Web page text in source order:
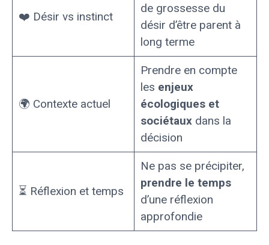
❤️ Désir vs instinct
de grossesse du
désir d’être parent à
long terme
🌍 Contexte actuel
Prendre en compte
les enjeux
écologiques et
sociétauxdans la
décision
⏳ Réflexion et temps
Ne pas se précipiter,
prendre le temps
d’une réflexion
approfondie